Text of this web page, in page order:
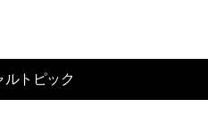
ルトピック